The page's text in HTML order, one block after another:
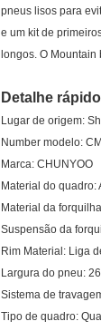
pneus lisos para
e um kit de
longos. O
Detalhe
Lugar de origem:
Number modelo:
Marca: CHUNYOO
Material do quadro:
Material da
Suspensão da
Rim Material: Liga
Largura do pneu:
Sistema de
Tipo de quadro: